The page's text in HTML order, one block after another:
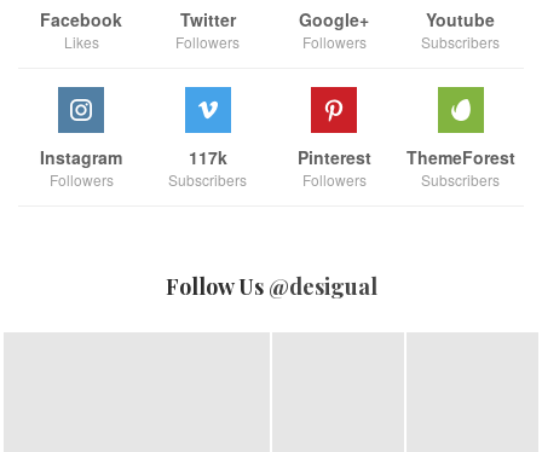
ๆ โดยเฉพาะอาคารสำหรับเด็กเล็ก ผู้สูงอายุ และกลุ่มเปราะบาง
เพื่อยกระดับมาตรฐานอาคารไทยให้
“เย็น ปลอดภัย และ
ยั่งยืน”อย่างแท้จริง
สามารถเข้าชมกิจกรรมต่างๆ หรือผลิตภัณฑ์
จากทางเบเยอร์
Facebook
Likes
Twitter
Followers
Google+
Followers
Youtube
Subscribers
Instagram
Followers
117k
Subscribers
Pinterest
Followers
ThemeForest
Subscribers
Follow Us @desigual